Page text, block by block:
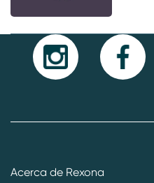
Acerca de Rexona